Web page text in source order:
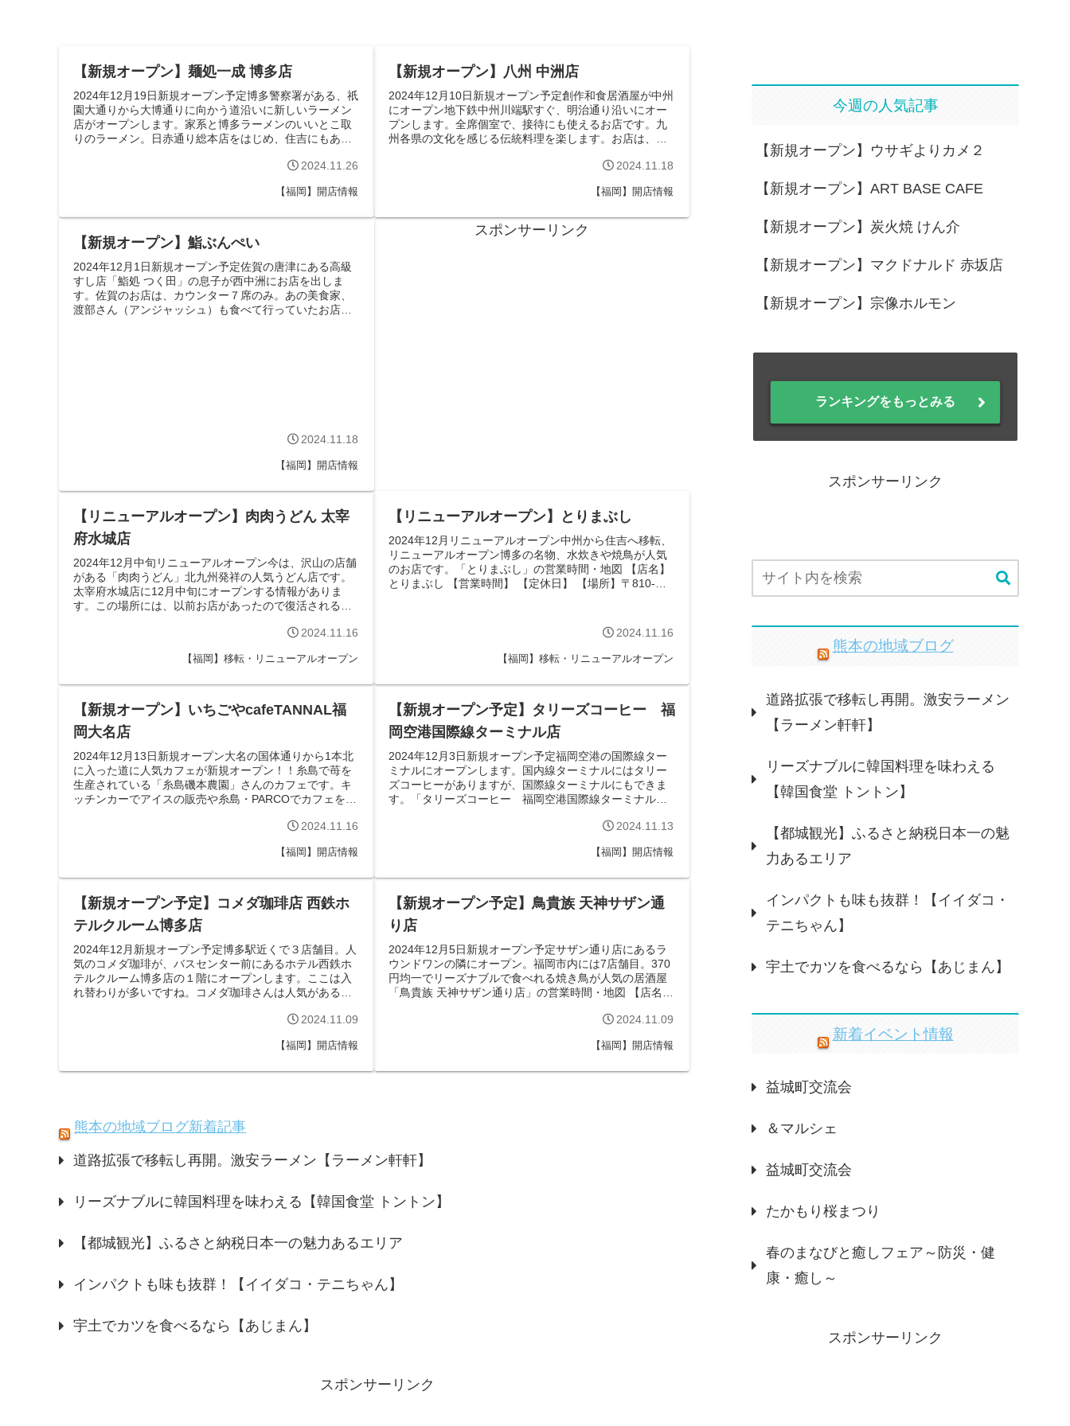
【新規オープン】麺処一成 博多店
2024年12月19日新規オープン予定博多警察署がある、祇
園大通りから大博通りに向かう道沿いに新しいラーメン
店がオープンします。家系と博多ラーメンのいいとこ取
りのラーメン。日赤通り総本店をはじめ、住吉にもある
2024.11.26
【福岡】開店情報
【新規オープン】八州 中洲店
2024年12月10日新規オープン予定創作和食居酒屋が中州
にオープン地下鉄中州川端駅すぐ、明治通り沿いにオー
プンします。全席個室で、接待にも使えるお店です。九
州各県の文化を感じる伝統料理を楽します。お店は、福
2024.11.18
【福岡】開店情報
【新規オープン】鮨ぶんぺい
2024年12月1日新規オープン予定佐賀の唐津にある高級
すし店「鮨処 つく田」の息子が西中洲にお店を出しま
す。佐賀のお店は、カウンター７席のみ。あの美食家、
渡部さん（アンジャッシュ）も食べて行っていたお店で
2024.11.18
【福岡】開店情報
スポンサーリンク
【リニューアルオープン】肉肉うどん 太宰
府水城店
2024年12月中旬リニューアルオープン今は、沢山の店舗
がある「肉肉うどん」北九州発祥の人気うどん店です。
太宰府水城店に12月中旬にオープンする情報がありま
す。この場所には、以前お店があったので復活されるの
2024.11.16
【福岡】移転・リニューアルオープン
【リニューアルオープン】とりまぶし
2024年12月リニューアルオープン中州から住吉へ移転、
リニューアルオープン博多の名物、水炊きや焼鳥が人気
のお店です。「とりまぶし」の営業時間・地図 【店名】
とりまぶし 【営業時間】 【定休日】 【場所】〒810-
2024.11.16
【福岡】移転・リニューアルオープン
【新規オープン】いちごやcafeTANNAL福
岡大名店
2024年12月13日新規オープン大名の国体通りから1本北
に入った道に人気カフェが新規オープン！！糸島で苺を
生産されている「糸島磯本農園」さんのカフェです。キ
ッチンカーでアイスの販売や糸島・PARCOでカフェを運
2024.11.16
【福岡】開店情報
【新規オープン予定】タリーズコーヒー 福
岡空港国際線ターミナル店
2024年12月3日新規オープン予定福岡空港の国際線ター
ミナルにオープンします。国内線ターミナルにはタリー
ズコーヒーがありますが、国際線ターミナルにもできま
す。「タリーズコーヒー 福岡空港国際線ターミナル
2024.11.13
【福岡】開店情報
【新規オープン予定】コメダ珈琲店 西鉄ホ
テルクルーム博多店
2024年12月新規オープン予定博多駅近くで３店舗目。人
気のコメダ珈琲が、バスセンター前にあるホテル西鉄ホ
テルクルーム博多店の１階にオープンします。ここは入
れ替わりが多いですね。コメダ珈琲さんは人気があるか
2024.11.09
【福岡】開店情報
【新規オープン予定】鳥貴族 天神サザン通
り店
2024年12月5日新規オープン予定サザン通り店にあるラ
ウンドワンの隣にオープン。福岡市内には7店舗目。370
円均一でリーズナブルで食べれる焼き鳥が人気の居酒屋
「鳥貴族 天神サザン通り店」の営業時間・地図 【店名】
2024.11.09
【福岡】開店情報
熊本の地域ブログ新着記事
道路拡張で移転し再開。激安ラーメン【ラーメン軒軒】
リーズナブルに韓国料理を味わえる【韓国食堂 トントン】
【都城観光】ふるさと納税日本一の魅力あるエリア
インパクトも味も抜群！【イイダコ・テニちゃん】
宇土でカツを食べるなら【あじまん】
スポンサーリンク
今週の人気記事
【新規オープン】ウサギよりカメ２
【新規オープン】ART BASE CAFE
【新規オープン】炭火焼 けん介
【新規オープン】マクドナルド 赤坂店
【新規オープン】宗像ホルモン
ランキングをもっとみる
スポンサーリンク
熊本の地域ブログ
道路拡張で移転し再開。激安ラーメン
【ラーメン軒軒】
リーズナブルに韓国料理を味わえる
【韓国食堂 トントン】
【都城観光】ふるさと納税日本一の魅
力あるエリア
インパクトも味も抜群！【イイダコ・
テニちゃん】
宇土でカツを食べるなら【あじまん】
新着イベント情報
益城町交流会
＆マルシェ
益城町交流会
たかもり桜まつり
春のまなびと癒しフェア～防災・健
康・癒し～
スポンサーリンク